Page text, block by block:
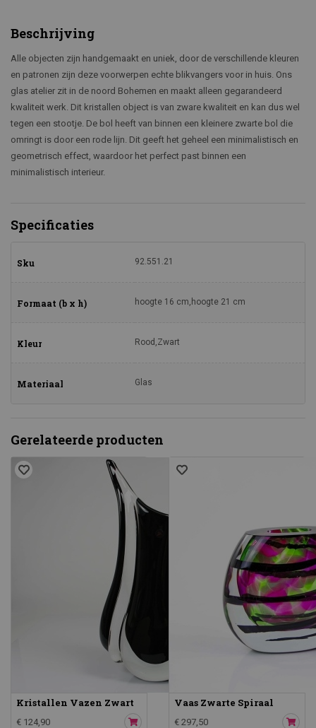
Beschrijving
Alle objecten zijn handgemaakt en uniek, door de verschillende kleuren
en patronen zijn deze voorwerpen echte blikvangers voor in huis. Ons
glas atelier zit in de noord Bohemen en maakt alleen gegarandeerd
kwaliteit werk. Dit kristallen object is van zware kwaliteit en kan dus wel
tegen een stootje. De bol heeft van binnen een kleinere zwarte bol die
omringt is door een rode lijn. Dit geeft het geheel een minimalistisch en
geometrisch effect, waardoor het perfect past binnen een
minimalistisch interieur.
Specificaties
Sku 92.551.21
Formaat (b x h) hoogte 16 cm,hoogte 21 cm
Kleur Rood,Zwart
Materiaal Glas
Gerelateerde producten
Kristallen Vazen Zwart
€ 124,90
Vaas Zwarte Spiraal
€ 297,50